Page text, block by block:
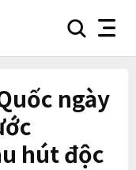
searchnav
ngày
hút độc